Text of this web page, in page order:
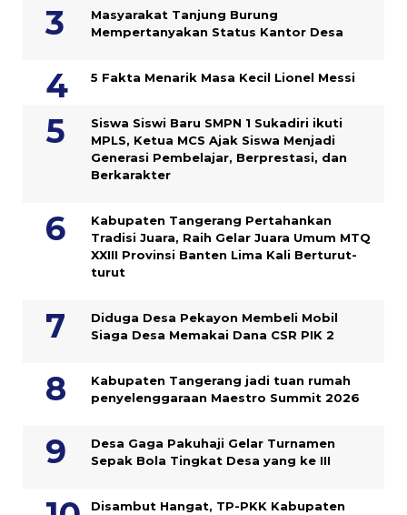
Masyarakat Tanjung Burung
Mempertanyakan Status Kantor Desa
5 Fakta Menarik Masa Kecil Lionel Messi
Siswa Siswi Baru SMPN 1 Sukadiri ikuti
MPLS, Ketua MCS Ajak Siswa Menjadi
Generasi Pembelajar, Berprestasi, dan
Berkarakter
Kabupaten Tangerang Pertahankan
Tradisi Juara, Raih Gelar Juara Umum MTQ
XXIII Provinsi Banten Lima Kali Berturut-
turut
Diduga Desa Pekayon Membeli Mobil
Siaga Desa Memakai Dana CSR PIK 2
Kabupaten Tangerang jadi tuan rumah
penyelenggaraan Maestro Summit 2026
Desa Gaga Pakuhaji Gelar Turnamen
Sepak Bola Tingkat Desa yang ke III
Disambut Hangat, TP-PKK Kabupaten